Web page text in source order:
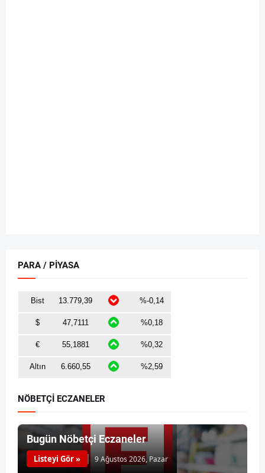
PARA / PİYASA
NÖBETÇİ ECZANELER
Bugün Nöbetçi Eczaneler
Listeyi Gör » 9 Ağustos 2026, Pazar